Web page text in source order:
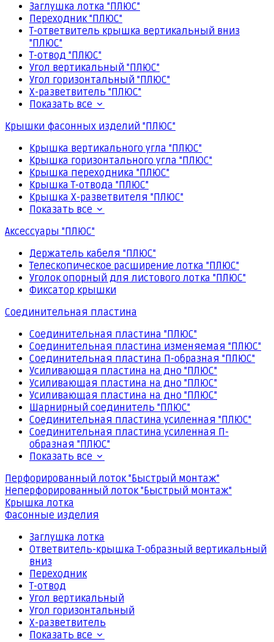
Заглушка лотка "ПЛЮС"
Переходник "ПЛЮС"
Т-ответвитель крышка вертикальный вниз
"ПЛЮС"
Т-отвод "ПЛЮС"
Угол вертикальный "ПЛЮС"
Угол горизонтальный "ПЛЮС"
Х-разветвитель "ПЛЮС"
Показать все
Крышки фасонных изделий "ПЛЮС"
Крышка вертикального угла "ПЛЮС"
Крышка горизонтального угла "ПЛЮС"
Крышка переходника "ПЛЮС"
Крышка Т-отвода "ПЛЮС"
Крышка Х-разветвителя "ПЛЮС"
Показать все
Аксессуары "ПЛЮС"
Держатель кабеля "ПЛЮС"
Телескопическое расширение лотка "ПЛЮС"
Уголок опорный для листового лотка "ПЛЮС"
Фиксатор крышки
Соединительная пластина
Соединительная пластина "ПЛЮС"
Соединительная пластина изменяемая "ПЛЮС"
Соединительная пластина П-образная "ПЛЮС"
Усиливающая пластина на дно "ПЛЮС"
Усиливающая пластина на дно "ПЛЮС"
Усиливающая пластина на дно "ПЛЮС"
Шарнирный соединитель "ПЛЮС"
Соединительная пластина усиленная "ПЛЮС"
Соединительная пластина усиленная П-
образная "ПЛЮС"
Показать все
Перфорированный лоток "Быстрый монтаж"
Неперфорированный лоток "Быстрый монтаж"
Крышка лотка
Фасонные изделия
Заглушка лотка
Ответвитель-крышка Т-образный вертикальный
вниз
Переходник
Т-отвод
Угол вертикальный
Угол горизонтальный
Х-разветвитель
Показать все